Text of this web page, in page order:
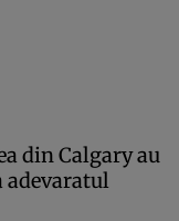
din Calgary au
adevaratul